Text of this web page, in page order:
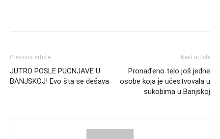
Previous article
JUTRO POSLE PUCNJAVE U
BANJSKOJ! Evo šta se dešava
Next article
Pronađeno telo još jedne
osobe koja je učestvovala u
sukobima u Banjskoj